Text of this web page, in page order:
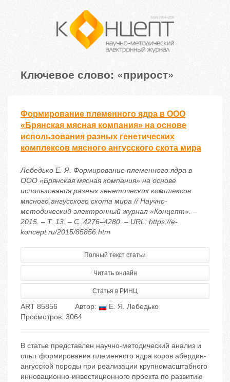
Ключевое слово: «прирост»
Формирование племенного ядра в ООО
«Брянская мясная компания» на основе
использования разных генетических
комплексов мясного ангусского скота мира
Лебедько Е. Я. Формирование племенного ядра в
ООО «Брянская мясная компания» на основе
использования разных генетических комплексов
мясного ангусского скота мира // Научно-
методический электронный журнал «Концепт». –
2015. – Т. 13. – С. 4276–4280. – URL: https://e-
koncept.ru/2015/85856.htm
Полный текст статьи
Читать онлайн
Статья в РИНЦ
ART 85856 Автор:
Е. Я. Лебедько
Просмотров: 3064
В статье представлен научно-методический анализ и
опыт формирования племенного ядра коров абердин-
ангусской породы при реализации крупномасштабного
инновационно-инвестиционного проекта по развитию